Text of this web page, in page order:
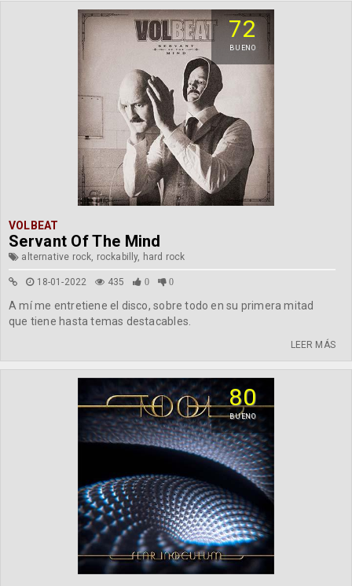
72
BUENO
VOLBEAT
Servant Of The Mind
alternative rock, rockabilly, hard rock
18-01-2022 435 0 0
A mí me entretiene el disco, sobre todo en su primera mitad
que tiene hasta temas destacables.
LEER MÁS
80
BUENO